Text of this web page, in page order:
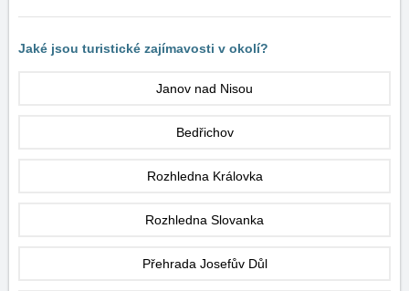
Jaké jsou turistické zajímavosti v okolí?
Janov nad Nisou
Bedřichov
Rozhledna Královka
Rozhledna Slovanka
Přehrada Josefův Důl